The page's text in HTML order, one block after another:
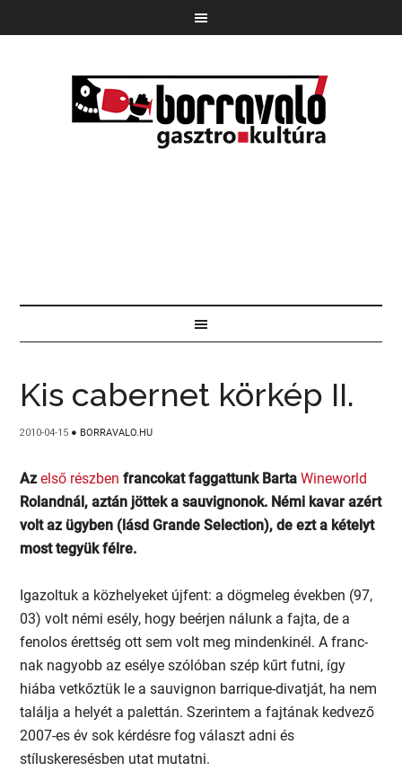
Kis cabernet körkép II.
2010-04-15 ● BORRAVALO.HU
Azelső részben francokat faggattunk BartaWineworld
Rolandnál, aztán jöttek a sauvignonok. Némi kavar azért
volt az ügyben (lásd Grande Selection), de ezt a kételyt
most tegyük félre.
Igazoltuk a közhelyeket újfent: a dögmeleg években (97,
03) volt némi esély, hogy beérjen nálunk a fajta, de a
fenolos érettség ott sem volt meg mindenkinél. A franc-
nak nagyobb az esélye szólóban szép kűrt futni, így
hiába vetkőztük le a sauvignon barrique-divatját, ha nem
találja a helyét a palettán. Szerintem a fajtának kedvező
2007-es év sok kérdésre fog választ adni és
stíluskeresésben utat mutatni.